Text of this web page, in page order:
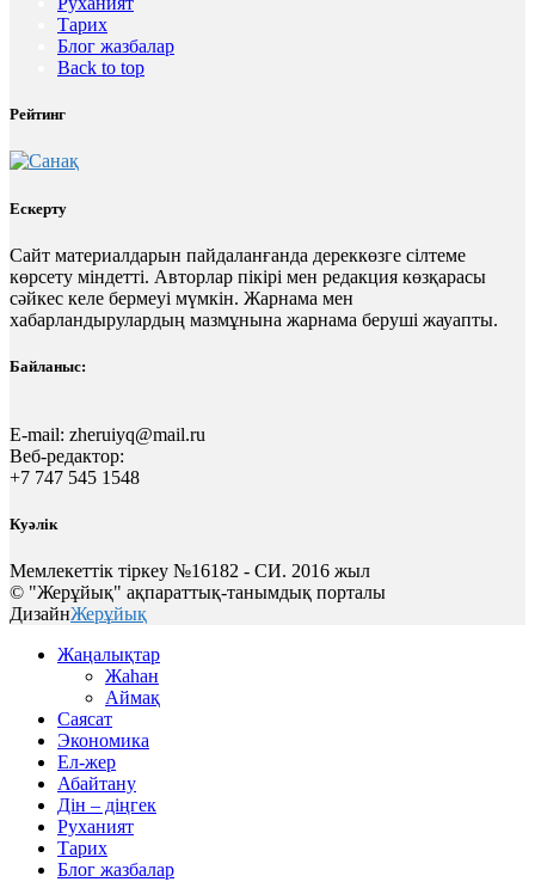
Тарих
Блог жазбалар
Back to top
Рейтинг
Ескерту
Сайт материалдарын пайдаланғанда дереккөзге сілтеме
көрсету міндетті. Авторлар пікірі мен редакция көзқарасы
сәйкес келе бермеуі мүмкін. Жарнама мен
хабарландырулардың мазмұнына жарнама беруші жауапты.
Байланыс:
E-mail: zheruiyq@mail.ru
Веб-редактор:
+7 747 545 1548
Куәлік
Мемлекеттік тіркеу №16182 - СИ. 2016 жыл
© "Жерұйық" ақпараттық-танымдық порталы
ДизайнЖерұйық
Жаңалықтар
Жаһан
Аймақ
Саясат
Экономика
Ел-жер
Абайтану
Дін – діңгек
Руханият
Тарих
Блог жазбалар